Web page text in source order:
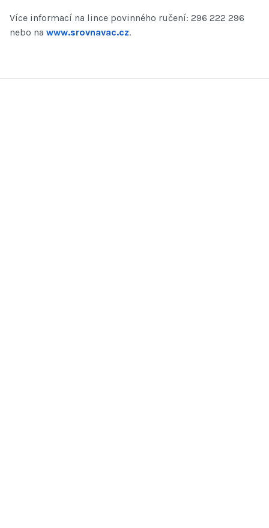
Více informací na lince povinného ručení: 296 222 296
nebo na www.srovnavac.cz.